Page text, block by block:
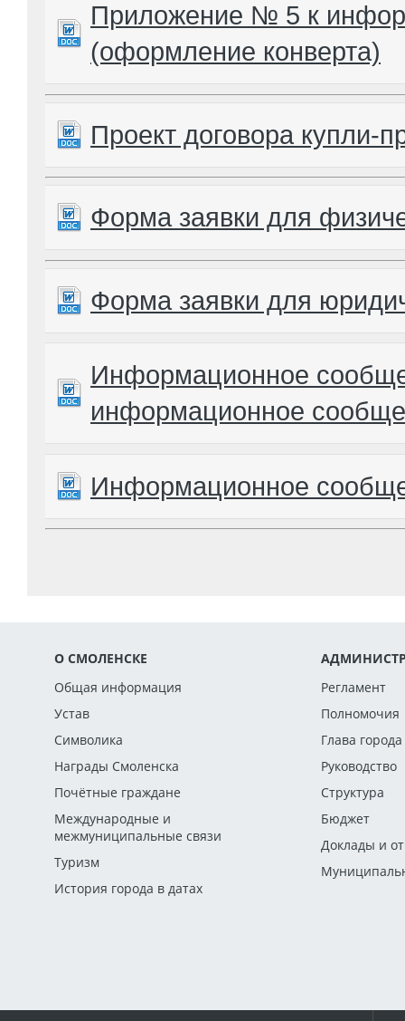
Приложение № 5 к
(оформление конверта)
Проект договора купли-
Форма заявки для
Форма заявки для
Информационное
информационное
Информационное
О СМОЛЕНСКЕ
Общая информация
Устав
Символика
Награды Смоленска
Почётные граждане
Международные и
межмуниципальные связи
Туризм
История города в датах
Регламент
Полномочия
Глава города
Руководство
Структура
Бюджет
Доклады и